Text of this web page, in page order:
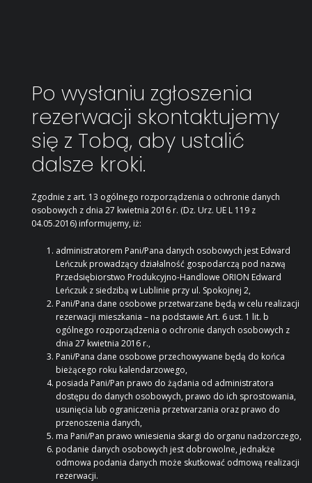
Po wysłaniu zgłoszenia
rezerwacji skontaktujemy
się z Tobą, aby ustalić
dalsze kroki.
Zgodnie z art. 13 ogólnego rozporządzenia o ochronie danych
osobowych z dnia 27 kwietnia 2016 r. (Dz. Urz. UE L 119 z
04.05.2016) informujemy, iż:
administratorem Pani/Pana danych osobowych jest Edward
Leńczuk prowadzący działalność gospodarczą pod nazwą
Przedsiębiorstwo Produkcyjno-Handlowe ORION Edward
Leńczuk z siedzibą w Lublinie przy ul. Spokojnej 2,
Pani/Pana dane osobowe przetwarzane będą w celu realizacji
rezerwacji mieszkania – na podstawie Art. 6 ust. 1 lit. b
ogólnego rozporządzenia o ochronie danych osobowych z
dnia 27 kwietnia 2016 r.,
Pani/Pana dane osobowe przechowywane będą do końca
bieżącego roku kalendarzowego,
posiada Pani/Pan prawo do żądania od administratora
dostępu do danych osobowych, prawo do ich sprostowania,
usunięcia lub ograniczenia przetwarzania oraz prawo do
przenoszenia danych,
ma Pani/Pan prawo wniesienia skargi do organu nadzorczego,
podanie danych osobowych jest dobrowolne, jednakże
odmowa podania danych może skutkować odmową realizacji
rezerwacji.